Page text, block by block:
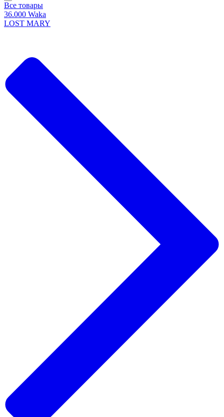
Все товары
36.000 Waka
LOST MARY